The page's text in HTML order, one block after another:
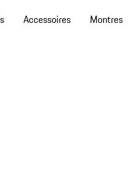
Accessoires Montres